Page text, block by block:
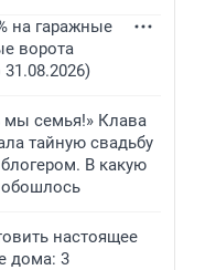
на гаражные
ворота
мы семья!» Клава
тайную свадьбу
В какую
настоящее
дома: 3